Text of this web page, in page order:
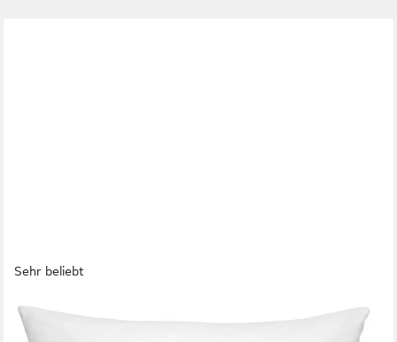
Sehr beliebt
WOMETO
Federkissen Home, in über 10 Größen